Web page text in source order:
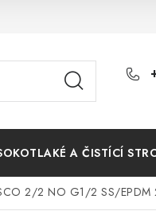
osobních údajů
A ČISTÍCÍ
2/2 NO G1/2 SS/EPDM